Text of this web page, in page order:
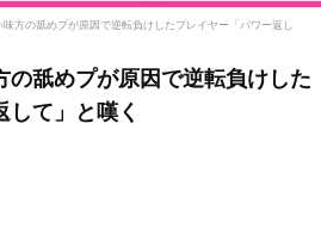
味方の舐めプが原因で逆転負けしたプレイヤー「パワー返し
の舐めプが原因で逆転負けした
して」と嘆く